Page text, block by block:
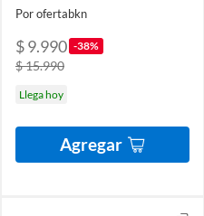
Por ofertabkn
$ 9.990 -38%
$ 15.990
Llega hoy
Agregar